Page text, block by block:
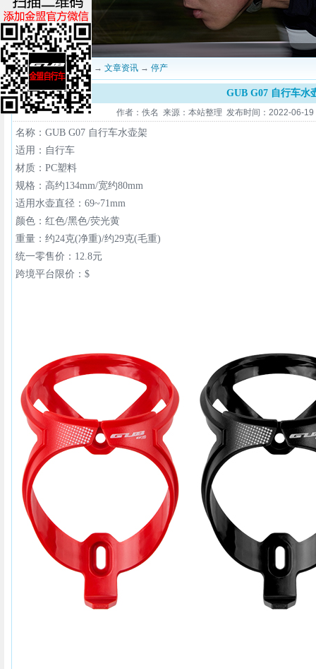
当前位置：深圳金盟 → 文章资讯 → 停产
GUB G07 自行车水
作者：佚名 来源：本站整理 发布时间：2022-06-19
名称：GUB G07 自行车水壶架
适用：自行车
材质 ：PC塑料
规格：高约134mm/宽约80mm
适用水壶直径：69~71mm
颜色：红色/黑色/荧光黄
重量：约24克(净重)/约29克(毛重)
统一零售价：12.8元
跨境平台限价：$